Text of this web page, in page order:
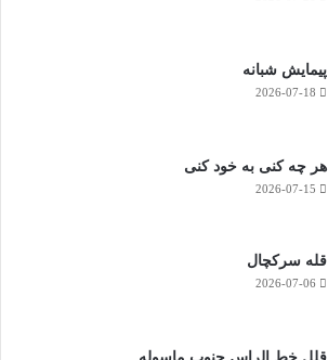
پیمایش شبانه
2026-07-18
هر چه کنی به خود کنی
2026-07-15
قله سرکچال
2026-07-06